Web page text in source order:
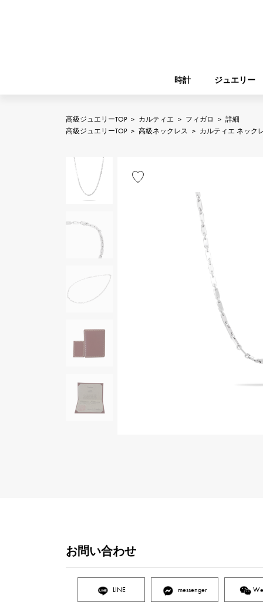
時計 ジュエリー
ROLEX
A.LANGE & SOHNE
YUKIZAKI ジュエリー
REGALIA
バーキン
高級ジュエリーTOP > カルティエ > フィガロ > 詳細
高級ジュエリーTOP > 高級ネックレス > カルティエ ネック
お問い合わせ
LINE messenger